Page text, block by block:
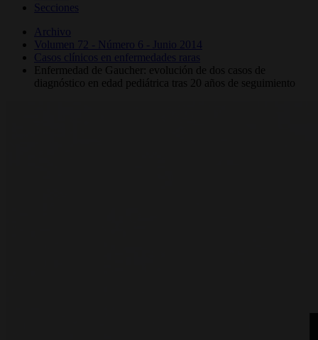
Secciones
Archivo
Volumen 72 - Número 6 - Junio 2014
Casos clínicos en enfermedades raras
Enfermedad de Gaucher: evolución de dos casos de
diagnóstico en edad pediátrica tras 20 años de seguimiento